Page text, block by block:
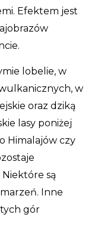
Efektem jest
lobelie, w
w
oraz dziką
lasy poniżej
Himalajów czy
są
Inne
gór